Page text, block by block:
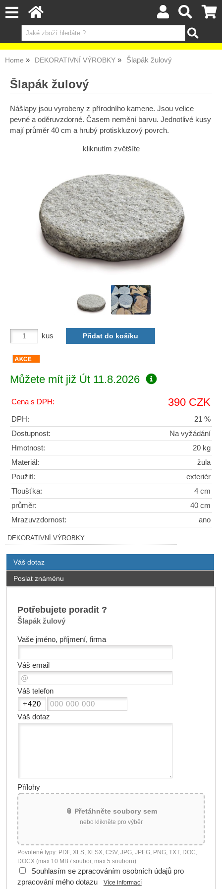
Home DEKORATIVNÍ VÝROBKY Šlapák žulový
Šlapák žulový
Nášlapy jsou vyrobeny z přírodního kamene. Jsou velice
pevné a oděruvzdorné. Časem nemění barvu. Jednotlivé kusy
mají průměr 40 cm a hrubý protiskluzový povrch.
kliknutím zvětšíte
kus
Můžete mít již Út 11.8.2026
Cena s DPH: 390 CZK
DPH:
21 %
Dostupnost:
Na vyžádání
Hmotnost:
20 kg
Materiál:
žula
Použití:
exteriér
Tloušťka:
4 cm
průměr:
40 cm
Mrazuvzdornost:
ano
DEKORATIVNÍ VÝROBKY
Váš dotaz
Poslat známénu
Potřebujete poradit ?
Šlapák žulový
Vaše jméno, příjmení, firma
Váš email
Váš telefon
Váš dotaz
Přílohy
📎 Přetáhněte soubory sem
nebo klikněte pro výběr
Povolené typy: PDF, XLS, XLSX, CSV, JPG, JPEG, PNG, TXT, DOC,
DOCX (max 10 MB / soubor, max 5 souborů)
Souhlasím se zpracováním osobních údajů pro
zpracování mého dotazu
Více informací